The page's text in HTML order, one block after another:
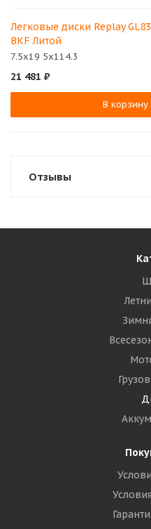
Легковые диски Replay
BKF Литой
7.5x19 5x114.3
21 481 ₽
В корзину
Отзывы